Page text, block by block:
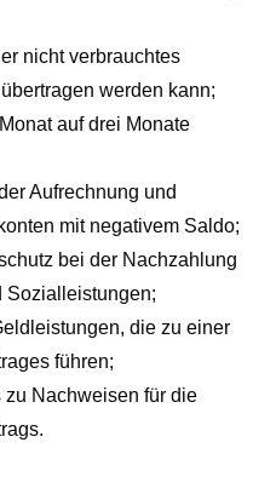
nicht verbrauchtes
werden kann;
auf drei Monate
Aufrechnung und
mit negativem Saldo;
bei der Nachzahlung
Sozialleistungen;
die zu einer
führen;
Nachweisen für die